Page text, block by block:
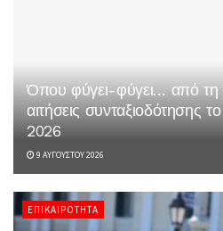
Όπου φύγει-φύγει… από τη
αιτήσεις συνταξιοδότησης
2026
9 ΑΥΓΟΎΣΤΟΥ 2026
ΕΠΙΚΑΙΡΌΤΗΤΑ